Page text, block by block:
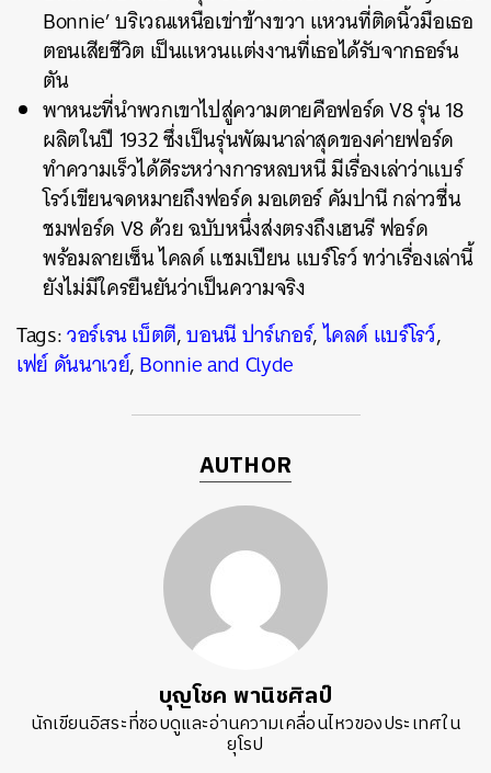
Bonnie’ บริเวณเหนือเข่าข้างขวา แหวนที่ติดนิ้วมือเธอ
ตอนเสียชีวิต เป็นแหวนแต่งงานที่เธอได้รับจากธอร์น
ตัน
พาหนะที่นำพวกเขาไปสู่ความตายคือฟอร์ด V8 รุ่น 18
ผลิตในปี 1932 ซึ่งเป็นรุ่นพัฒนาล่าสุดของค่ายฟอร์ด
ทำความเร็วได้ดีระหว่างการหลบหนี มีเรื่องเล่าว่าแบร์
โรว์เขียนจดหมายถึงฟอร์ด มอเตอร์ คัมปานี กล่าวชื่น
ชมฟอร์ด V8 ด้วย ฉบับหนึ่งส่งตรงถึงเฮนรี ฟอร์ด
พร้อมลายเซ็น ไคลด์ แชมเปียน แบร์โรว์ ทว่าเรื่องเล่านี้
ยังไม่มีใครยืนยันว่าเป็นความจริง
Tags:วอร์เรน เบ็ตตี,บอนนี ปาร์เกอร์,ไคลด์ แบร์โรว์,
เฟย์ ดันนาเวย์,Bonnie and Clyde
AUTHOR
บุญโชค พานิชศิลป์
นักเขียนอิสระที่ชอบดูและอ่านความเคลื่อนไหวของประเทศใน
ยุโรป